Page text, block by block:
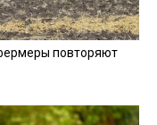
повторяют